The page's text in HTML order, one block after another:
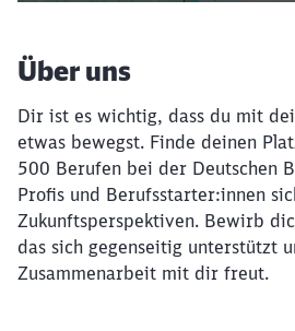
Über uns
Dir ist es wichtig, dass du mit
etwas bewegst. Finde deinen
500 Berufen bei der Deutschen
Profis und Berufsstarter:innen
Zukunftsperspektiven. Bewirb
das sich gegenseitig unterstützt
Zusammenarbeit mit dir freut.